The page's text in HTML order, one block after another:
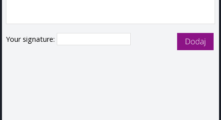
Your signature: